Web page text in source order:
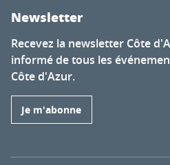
Newsletter
Recevez la newsletter Côte
informé de tous les
Côte d'Azur.
Je m'abonne